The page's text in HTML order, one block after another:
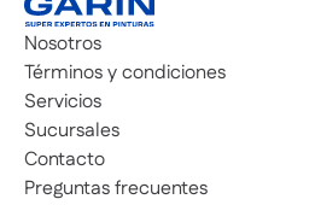
Nosotros
Términos y condiciones
Servicios
Sucursales
Contacto
Preguntas frecuentes